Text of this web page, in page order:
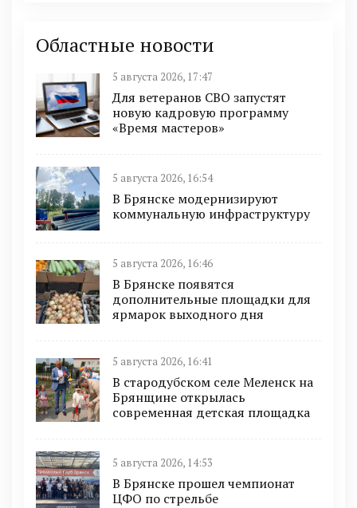
Областные новости
5 августа 2026, 17:47
Для ветеранов СВО запустят
новую кадровую программу
«Время мастеров»
5 августа 2026, 16:54
В Брянске модернизируют
коммунальную инфраструктуру
5 августа 2026, 16:46
В Брянске появятся
дополнительные площадки для
ярмарок выходного дня
5 августа 2026, 16:41
В стародубском селе Меленск на
Брянщине открылась
современная детская площадка
5 августа 2026, 14:53
В Брянске прошел чемпионат
ЦФО по стрельбе